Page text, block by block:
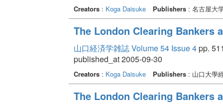
Creators: Koga Daisuke Publishers: 名古屋大
The London Clearing Bankers
山口経済学雑誌 Volume 54 Issue 4pp.
published_at 2005-09-30
Creators: Koga Daisuke Publishers: 山口大學
The London Clearing Bankers